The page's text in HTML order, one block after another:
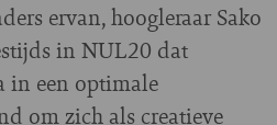
ervan, hoogleraar Sako
in NUL20 dat
in een optimale
om zich als creatieve